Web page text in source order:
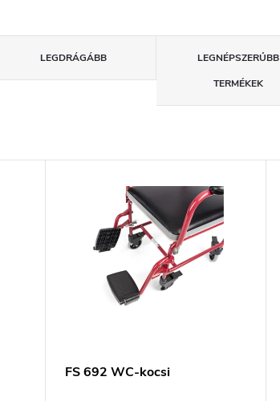
LEGDRÁGÁBB
LEGNÉPSZERŰBB
TERMÉKEK
FS 692 WC-kocsi